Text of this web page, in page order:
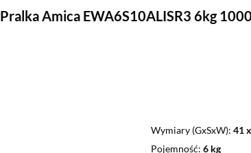
Pralka Amica EWA6S10ALISR3 6kg
Wymiary (GxSxW) 41
Pojemność 6 kg